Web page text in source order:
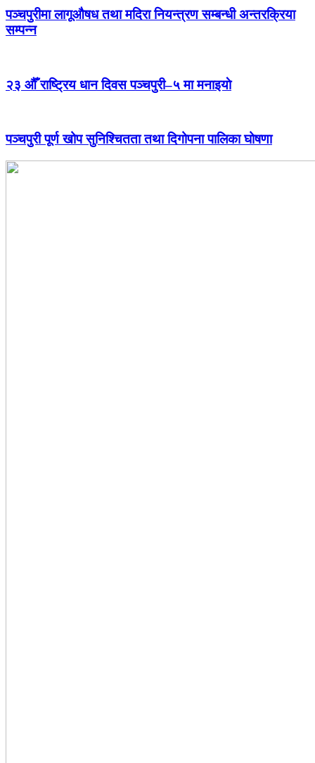
पञ्चपुरीमा लागूऔषध तथा मदिरा नियन्त्रण सम्बन्धी अन्तरक्रिया
सम्पन्न
२३ औँ राष्ट्रिय धान दिवस पञ्चपुरी–५ मा मनाइयाे
पञ्चपुरी पूर्ण खोप सुनिश्चितता तथा दिगोपना पालिका घोषणा